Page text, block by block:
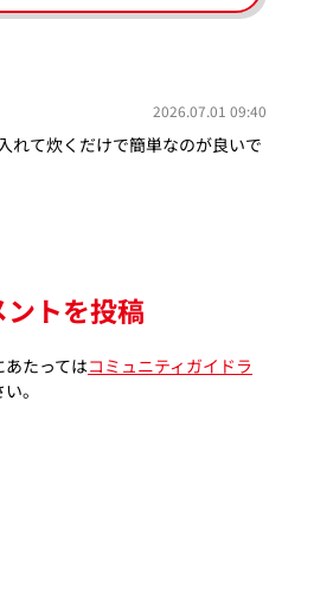
2026.07.01 09:40
れて炊くだけで簡単なのが良いで
ントを投稿
たってはコミュニティガイドラ
。